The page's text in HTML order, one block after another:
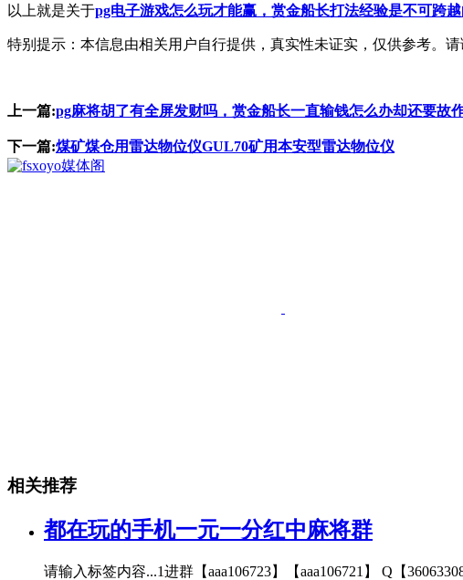
以上就是关于pg电子游戏怎么玩才能赢，赏金船长打法经验是不可跨
特别提示：本信息由相关用户自行提供，真实性未证实，仅供参考。请
上一篇:pg麻将胡了有全屏发财吗，赏金船长一直输钱怎么办却还要故
下一篇:煤矿煤仓用雷达物位仪GUL70矿用本安型雷达物位仪
媒体阁
相关推荐
都在玩的手机一元一分红中麻将群
请输入标签内容...1进群【aaa106723】【aaa106721】 Q【